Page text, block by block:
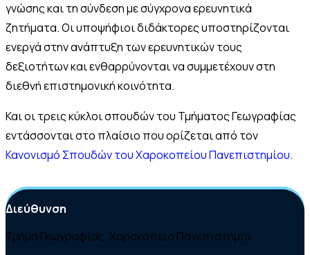
γνώσης και τη σύνδεση με σύγχρονα ερευνητικά
ζητήματα. Οι υποψήφιοι διδάκτορες υποστηρίζονται
ενεργά στην ανάπτυξη των ερευνητικών τους
δεξιοτήτων και ενθαρρύνονται να συμμετέχουν στη
διεθνή επιστημονική κοινότητα.
Και οι τρεις κύκλοι σπουδών του Τμήματος Γεωγραφίας
εντάσσονται στο πλαίσιο που ορίζεται από τον
Κανονισμό Σπουδών του Χαροκοπείου Πανεπιστημίου.
Διεύθυνση
Τμήμα Γεωγραφίας, Χαροκόπειο Πανεπιστήμιο